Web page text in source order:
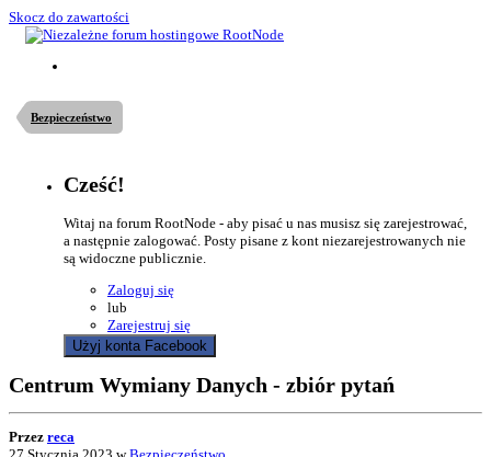
Skocz do zawartości
Bezpieczeństwo
Cześć!
Witaj na forum RootNode - aby pisać u nas musisz się zarejestrować,
a następnie zalogować. Posty pisane z kont niezarejestrowanych nie
są widoczne publicznie.
Zaloguj się
lub
Zarejestruj się
Użyj konta Facebook
Centrum Wymiany Danych - zbiór pytań
Przez reca